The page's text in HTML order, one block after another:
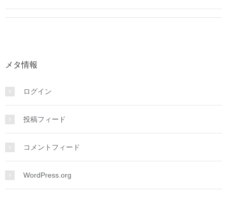
メタ情報
ログイン
投稿フィード
コメントフィード
WordPress.org